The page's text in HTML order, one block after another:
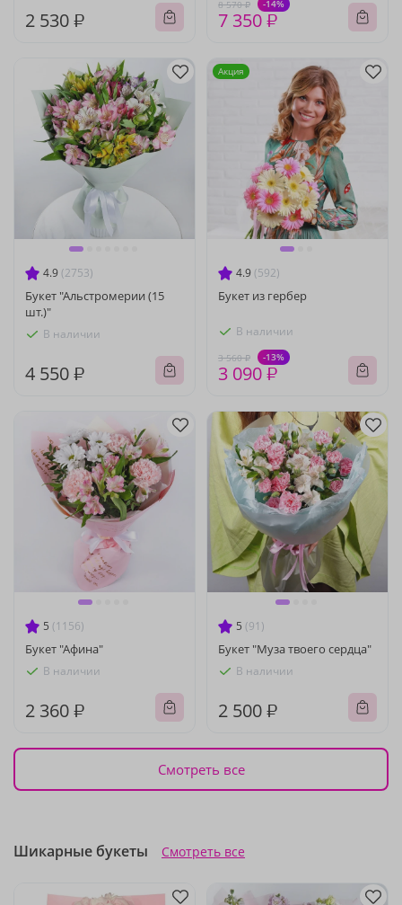
2 530 ₽
8 570 ₽ -14%
7 350 ₽
4.9 (2753)
Букет "Альстромерии (15
шт.)"
В наличии
4 550 ₽
4.9 (592)
Букет из гербер
В наличии
3 560 ₽ -13%
3 090 ₽
Акция
5 (1156)
Букет "Афина"
В наличии
2 360 ₽
5 (91)
Букет "Муза твоего сердца"
В наличии
2 500 ₽
Смотреть все
Шикарные букеты Смотреть все